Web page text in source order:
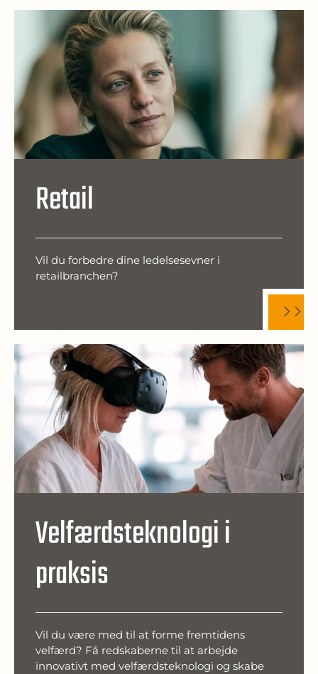
Retail
Vil du forbedre dine ledelsesevner i
retailbranchen?
Velfærdsteknologi i
praksis
Vil du være med til at forme fremtidens
velfærd? Få redskaberne til at arbejde
innovativt med velfærdsteknologi og skabe